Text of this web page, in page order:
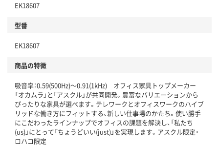
仕組
この商品の環境配慮ポイントです。下記商品詳細「
アスクル商品環境スコア詳細／加点項目
」で確認できます。
EK18607
型番
EK18607
商品の特徴
吸音率：0.59(500Hz)～0.91(1kHz) オフィス家具トップメーカー
「オカムラ」と「アスクル」が共同開発。豊富なバリエーションから
ぴったりな家具が選べます。テレワークとオフィスワークのハイブ
リッドな働き方にフィットする、新しい仕事場のかたち。使い勝手
にこだわったラインナップでオフィスの課題を解決し、「私たち
(us)」にとって「ちょうどいい(just)」を実現します。アスクル限定・
ロハコ限定